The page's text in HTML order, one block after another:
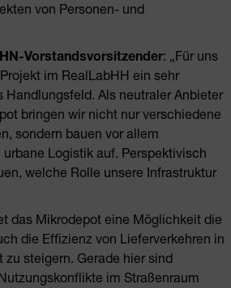
von Personen- und
Vorstandsvorsitzender: „Für uns
im RealLabHH ein sehr
Handlungsfeld. Als neutraler Anbieter
bringen wir nicht nur verschiedene
sondern bauen vor allem
Logistik auf. Perspektivisch
welche Rolle unsere Infrastruktur
das Mikrodepot eine Möglichkeit die
die Effizienz von Lieferverkehren in
zu steigern. Gerade hier sind
im Straßenraum